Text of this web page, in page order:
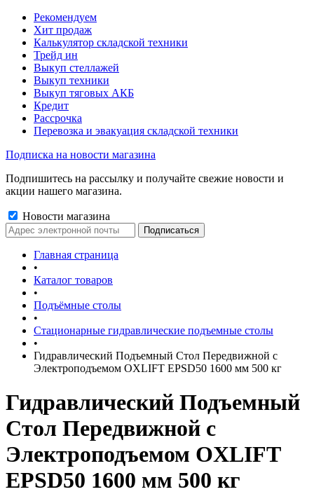
Рекомендуем
Хит продаж
Калькулятор складской техники
Трейд ин
Выкуп стеллажей
Выкуп техники
Выкуп тяговых АКБ
Кредит
Рассрочка
Перевозка и эвакуация складской техники
Подписка на новости магазина
Подпишитесь на рассылку и получайте свежие новости и
акции нашего магазина.
Новости магазина
Главная страница
•
Каталог товаров
•
Подъёмные столы
•
Стационарные гидравлические подъемные столы
•
Гидравлический Подъемный Стол Передвижной с
Электроподъемом OXLIFT EPSD50 1600 мм 500 кг
Гидравлический Подъемный
Стол Передвижной с
Электроподъемом OXLIFT
EPSD50 1600 мм 500 кг